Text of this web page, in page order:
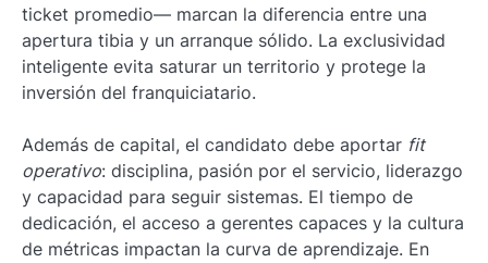
ticket promedio— marcan la diferencia entre una
apertura tibia y un arranque sólido. La exclusividad
inteligente evita saturar un territorio y protege la
inversión del franquiciatario.
Además de capital, el candidato debe aportar fit
operativo: disciplina, pasión por el servicio, liderazgo
y capacidad para seguir sistemas. El tiempo de
dedicación, el acceso a gerentes capaces y la cultura
de métricas impactan la curva de aprendizaje. En